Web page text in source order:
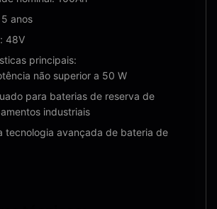
anos
48V
principais:
não superior a 50 W
para baterias de reserva de
industriais
tecnologia avançada de bateria de